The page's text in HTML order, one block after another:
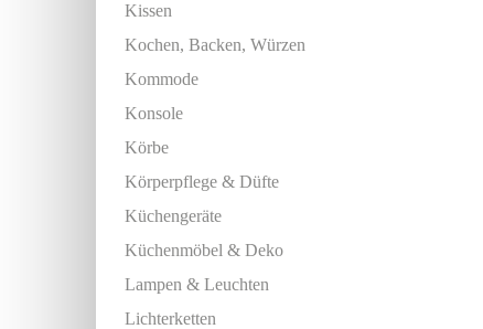
Kissen
Kochen, Backen, Würzen
Kommode
Konsole
Körbe
Körperpflege & Düfte
Küchengeräte
Küchenmöbel & Deko
Lampen & Leuchten
Lichterketten